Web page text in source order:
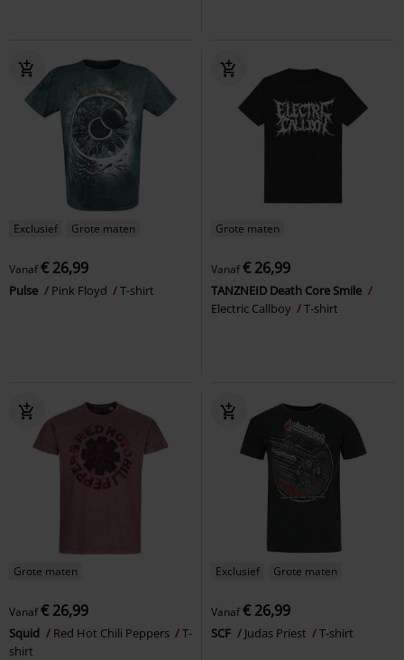
Exclusief Grote maten
Vanaf€ 26,99
Pulse Pink Floyd T-shirt
Grote maten
Vanaf€ 26,99
TANZNEID Death Core Smile
Electric Callboy
T-shirt
Grote maten
Vanaf€ 26,99
Squid Red Hot Chili Peppers
T-
shirt
Exclusief Grote maten
Vanaf€ 26,99
SCF Judas Priest T-shirt